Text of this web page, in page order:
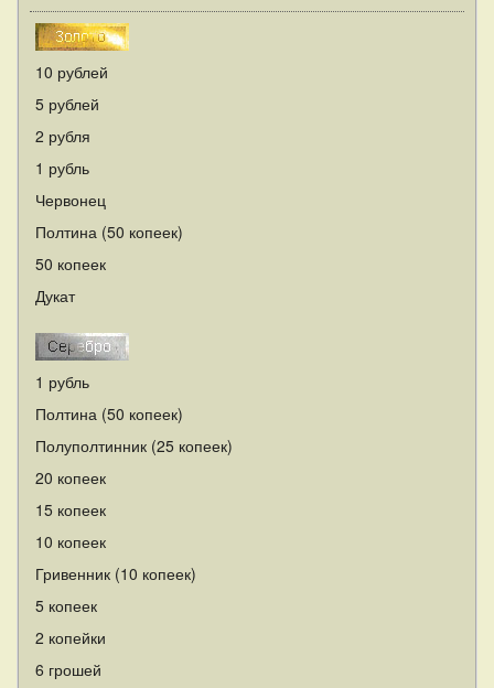
10 рублей
5 рублей
2 рубля
1 рубль
Червонец
Полтина (50 копеек)
50 копеек
Дукат
1 рубль
Полтина (50 копеек)
Полуполтинник (25 копеек)
20 копеек
15 копеек
10 копеек
Гривенник (10 копеек)
5 копеек
2 копейки
6 грошей